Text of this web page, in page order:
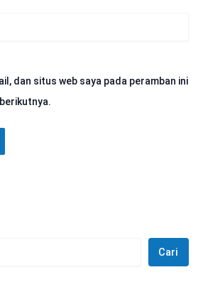
dan situs web saya pada peramban ini
Cari